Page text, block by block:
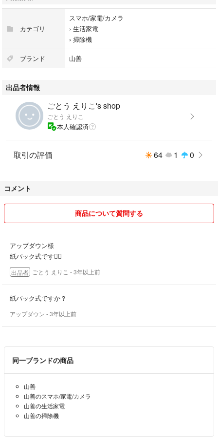
カテゴリ
スマホ/家電/カメラ
› 生活家電
› 掃除機
ブランド 山善
出品者情報
ごとう えりこ's shop
ごとう えりこ
本人確認済
取引の評価 64 1 0
コメント
商品について質問する
アップダウン様
紙パック式です🙋‍♀️
出品者 ごとう えりこ - 3年以上前
紙パック式ですか？
アップダウン - 3年以上前
同一ブランドの商品
山善
山善のスマホ/家電/カメラ
山善の生活家電
山善の掃除機